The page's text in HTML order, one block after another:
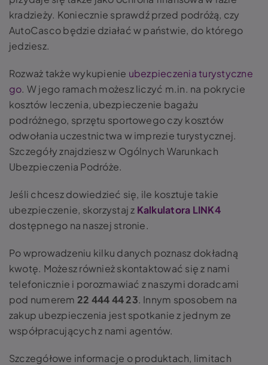
kradzieży. Koniecznie sprawdź przed podróżą, czy
AutoCasco będzie działać w państwie, do którego
jedziesz.
Rozważ także wykupienie ubezpieczenia turystyczne
go. W jego ramach możesz liczyć m.in. na pokrycie
kosztów leczenia, ubezpieczenie bagażu
podróżnego, sprzętu sportowego czy kosztów
odwołania uczestnictwa w imprezie turystycznej.
Szczegóły znajdziesz w Ogólnych Warunkach
Ubezpieczenia Podróże.
Jeśli chcesz dowiedzieć się, ile kosztuje takie
ubezpieczenie, skorzystaj z Kalkulatora LINK4
dostępnego na naszej stronie.
Po wprowadzeniu kilku danych poznasz dokładną
kwotę. Możesz również skontaktować się z nami
telefonicznie i porozmawiać z naszymi doradcami
pod numerem 22 444 44 23. Innym sposobem na
zakup ubezpieczenia jest spotkanie z jednym ze
współpracujących z nami agentów.
Szczegółowe informacje o produktach, limitach